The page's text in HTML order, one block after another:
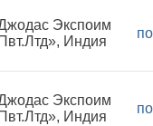
Экспоим
Пвт.Лтд», Индия
Экспоим
Пвт.Лтд», Индия